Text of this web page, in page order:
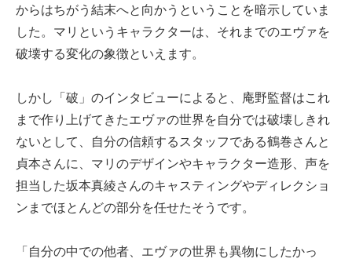
からはちがう結末へと向かうということを暗示していま
した。マリというキャラクターは、それまでのエヴァを
破壊する変化の象徴といえます。
しかし「破」のインタビューによると、庵野監督はこれ
まで作り上げてきたエヴァの世界を自分では破壊しきれ
ないとして、自分の信頼するスタッフである鶴巻さんと
貞本さんに、マリのデザインやキャラクター造形、声を
担当した坂本真綾さんのキャスティングやディレクショ
ンまでほとんどの部分を任せたそうです。
「自分の中での他者、エヴァの世界も異物にしたかっ